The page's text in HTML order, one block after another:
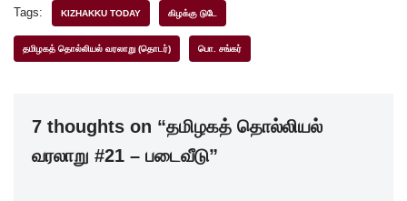
c
e
o
k
tt
er
k
e
at
s
p
ar
e
Tags: KIZHAKKU TODAY கிழக்கு டுடே
தமிழகத் தொல்லியல் வரலாறு (தொடர்) பொ. சங்கர்
7 thoughts on “தமிழகத் தொல்லியல்
வரலாறு #21 – படைவீடு”